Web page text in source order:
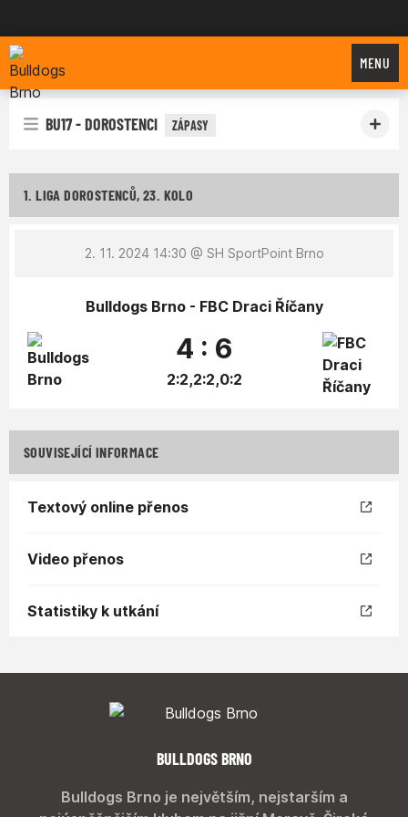
Bulldogs Brno
MENU
BU17 - DOROSTENCI ZÁPASY
1. LIGA DOROSTENCŮ, 23. KOLO
2. 11. 2024 14:30 @ SH SportPoint Brno
Bulldogs Brno - FBC Draci Říčany
4 : 6
2:2,2:2,0:2
SOUVISEJÍCÍ INFORMACE
Textový online přenos
Video přenos
Statistiky k utkání
BULLDOGS BRNO
Bulldogs Brno je největším, nejstarším a